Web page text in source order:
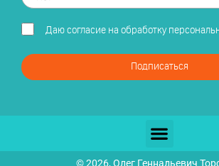
Даю согласие на обработку
Подписаться
© 2026, Олег Геннадьевич